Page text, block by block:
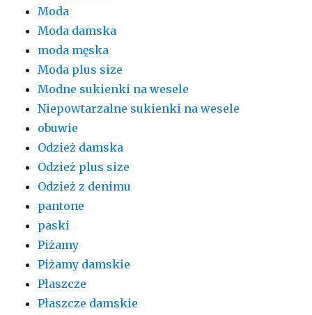
Moda
Moda damska
moda męska
Moda plus size
Modne sukienki na wesele
Niepowtarzalne sukienki na wesele
obuwie
Odzież damska
Odzież plus size
Odzież z denimu
pantone
paski
Piżamy
Piżamy damskie
Płaszcze
Płaszcze damskie